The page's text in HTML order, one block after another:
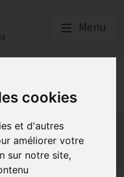
cookies
et d'autres
améliorer votre
sur notre site,
Menu
à l’embauche
du contrat de travail
du contrat